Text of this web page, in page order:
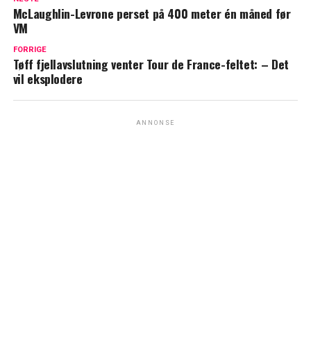
McLaughlin-Levrone perset på 400 meter én måned før
VM
FORRIGE
Tøff fjellavslutning venter Tour de France-feltet: – Det
vil eksplodere
ANNONSE